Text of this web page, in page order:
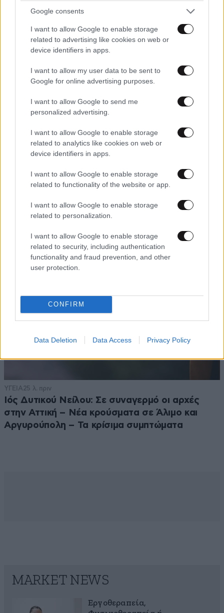
Google consents
I want to allow Google to enable storage
related to advertising like cookies on web or
device identifiers in apps.
I want to allow my user data to be sent to
Google for online advertising purposes.
I want to allow Google to send me
personalized advertising.
I want to allow Google to enable storage
related to analytics like cookies on web or
device identifiers in apps.
I want to allow Google to enable storage
related to functionality of the website or app.
I want to allow Google to enable storage
related to personalization.
I want to allow Google to enable storage
related to security, including authentication
functionality and fraud prevention, and other
user protection.
CONFIRM
Data Deletion Data Access Privacy Policy
απέγιναν τα μέλη της «Οικογένειας Μάνσον»;
ΚΟΣΜΟΣ09·08·2026 01:24
Αναστασία Ισαάκ: «Πριν καν γεννηθώ, μου
στέρησαν την αγκαλιά του πατέρα μου» – Ρίγη
ΥΓΕΙΑ25 λ. πριν
Ιός Δυτικού Νείλου: Σε συναγερμό οι αρχές
στην Αττική – Νέα κρούσματα σε Άλιμο και
Αργυρούπολη – Τα κρίσιμα συμπτώματα
MARKET NEWS
Εργοθεραπεία,